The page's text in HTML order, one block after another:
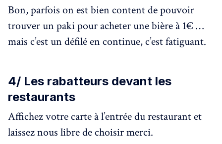
Bon, parfois on est bien content de pouvoir
trouver un paki pour acheter une bière à 1€ …
mais c’est un défilé en continue, c’est fatiguant.
4/ Les rabatteurs devant les
restaurants
Affichez votre carte à l’entrée du restaurant et
laissez nous libre de choisir merci.